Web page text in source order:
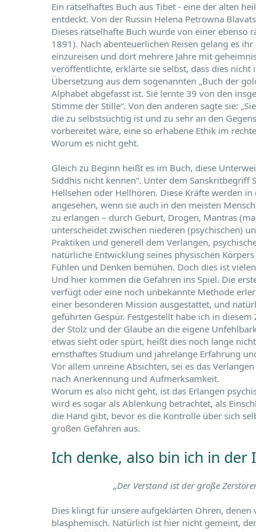
Ein rätselhaftes Buch aus Tibet - eine der alten
entdeckt. Von der Russin Helena Petrowna
Dieses rätselhafte Buch wurde von einer ebenso
1891). Nach abenteuerlichen Reisen gelang es
einzureisen und dort mehrere Jahre mit
veröffentlichte, erklärte sie selbst, dass dies
Übersetzung aus dem sogenannten „Buch der
Alphabet abgefasst ist. Sie lernte 39 von den
Stimme der Stille“. Von den anderen sagte sie:
die zu selbstsüchtig ist und zu sehr an den
vorbereitet wäre, eine so erhabene Ethik im
Worum es nicht geht.
Gleich zu Beginn heißt es im Buch, diese
Siddhis nicht kennen“. Unter dem
Hellsehen oder Hellhören. Diese Kräfte werden
angesehen, wenn sie auch in den meisten
zu erlangen – durch Geburt, Drogen, Mantras
unterscheidet zwischen niederen (psychischen)
Praktiken und generell dem Verlangen,
natürliche Entwicklung seines physischen
Fühlen und Denken bemühen. Doch dies ist
Und hier kommen die Gefahren ins Spiel. Die
verfügt oder eine noch unbekannte Methode
einer besonderen Mission ausgestattet, und
geführten Gespür. Festgestellt habe ich in
der Stolz und der Glaube an die eigene
etwas sieht oder spürt, heißt dies noch lange
ernsthaftes Studium und jahrelange Erfahrung
Vor allem unreine Absichten, sei es das
nach Anerkennung und Aufmerksamkeit.
Worum es also nicht geht, ist das Erlangen
wird es sogar als Ablenkung betrachtet, als
die Hand gibt, bevor es die Kontrolle über sich
großen Gefahren aus.
Ich denke, also bin ich in der
„Der Verstand ist der große
Dies klingt für unsere aufgeklärten Ohren,
blasphemisch. Natürlich ist hier nicht gemeint,